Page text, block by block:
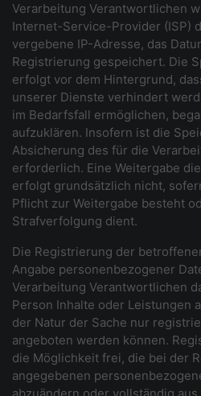
Verarbeitung Verantwortlichen
Internet-Service-Provider (ISP)
vergebene IP-Adresse, das
Registrierung gespeichert. Die
erfolgt vor dem Hintergrund,
unserer Dienste verhindert
im Bedarfsfall ermöglichen,
aufzuklären. Insofern ist die
Absicherung des für die
erforderlich. Eine Weitergabe
erfolgt grundsätzlich nicht,
Pflicht zur Weitergabe besteht
Strafverfolgung dient.
Die Registrierung der
Angabe personenbezogener
Verarbeitung Verantwortlichen
Person Inhalte oder Leistungen
der Natur der Sache nur
angeboten werden können.
die Möglichkeit frei, die bei der
angegebenen